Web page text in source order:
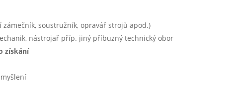
soustružník, opravář strojů apod.)
nástrojař příp. jiný příbuzný technický obor
získání